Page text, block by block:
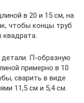
в 20 и 15 см, на
чтобы концы труб
П-образную
примерно в 10
сварить в виде
11,5 см и 5,4 см.